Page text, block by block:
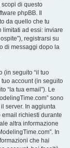
scopi di questo
phpBB. Il
da quello che tu
limitati ad essi: inviare
registrarsi su
di messaggi dopo la
(in seguito “il tuo
account (in seguito
“la tua email”). Le
sono
server. In aggiunta
richiesti durante
altra informazione
In
che hai